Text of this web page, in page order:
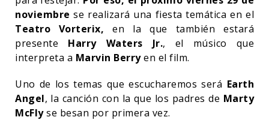
noviembre se realizará una fiesta temática en el
Teatro Vorterix, en la que también estará
presente Harry Waters Jr., el músico que
interpreta a Marvin Berryen el film.
Uno de los temas que escucharemos será Earth
Angel, la canción con la que los padres de Marty
McFlyse besan por primera vez.